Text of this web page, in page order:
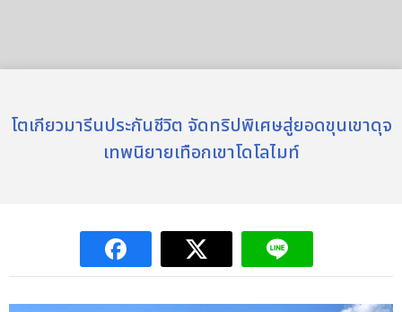
โตเกียวมารีนประกันชีวิต จัดทริปพิเศษสู่ยอดขุนเขาดุจ
เทพนิยายเทือกเขาโดโลไมท์